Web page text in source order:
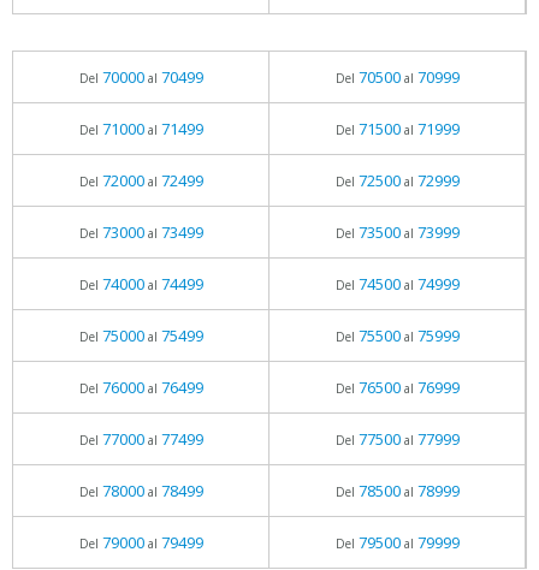
Del 70000al 70499 Del 70500al 70999
Del 71000al 71499 Del 71500al 71999
Del 72000al 72499 Del 72500al 72999
Del 73000al 73499 Del 73500al 73999
Del 74000al 74499 Del 74500al 74999
Del 75000al 75499 Del 75500al 75999
Del 76000al 76499 Del 76500al 76999
Del 77000al 77499 Del 77500al 77999
Del 78000al 78499 Del 78500al 78999
Del 79000al 79499 Del 79500al 79999